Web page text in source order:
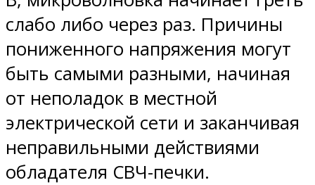
слабо либо через раз. Причины
пониженного напряжения могут
быть самыми разными, начиная
от неполадок в местной
электрической сети и заканчивая
неправильными действиями
обладателя СВЧ-печки.